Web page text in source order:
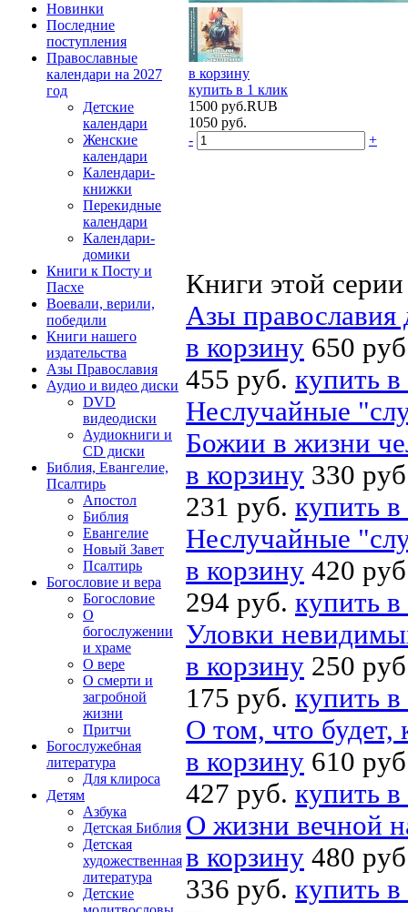
Новинки
Последние
поступления
Православные
календари на 2027
год
Детские
календари
Женские
календари
Календари-
книжки
Перекидные
календари
Календари-
домики
Книги к Посту и
Пасхе
Воевали, верили,
победили
Книги нашего
издательства
Азы Православия
Аудио и видео диски
DVD
видеодиски
Аудиокниги и
CD диски
Библия, Евангелие,
Псалтирь
Апостол
Библия
Евангелие
Новый Завет
Псалтирь
Богословие и вера
Богословие
О
богослужении
и храме
О вере
О смерти и
загробной
жизни
Притчи
Богослужебная
литература
Для клироса
Детям
Азбука
Детская Библия
Детская
художественная
литература
Детские
в корзину
купить в 1 клик
1500 руб.RUB
1050 руб.
-
+
Книги этой серии
Азы православия
в корзину 650
455 руб. купить
Неслучайные
Божии в жизни
в корзину 330
231 руб. купить
Неслучайные
в корзину 420
294 руб. купить
Уловки
в корзину 250
175 руб. купить
О том, что будет,
в корзину 610
427 руб. купить
О жизни вечной
в корзину 480
336 руб. купить